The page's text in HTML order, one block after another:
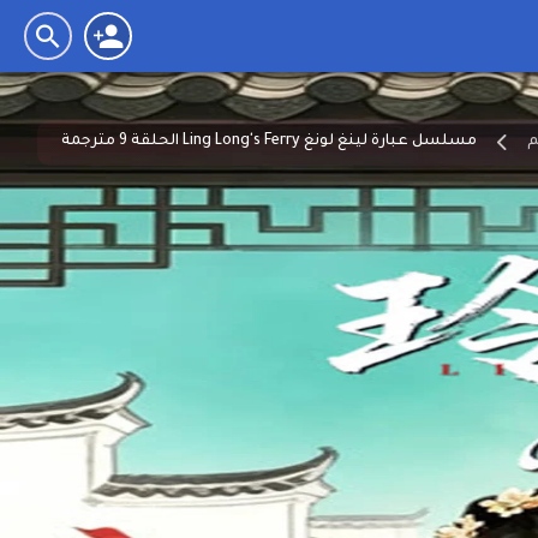
مسلسل عبارة لينغ لونغ Ling Long's Ferry الحلقة 9 مترجمة